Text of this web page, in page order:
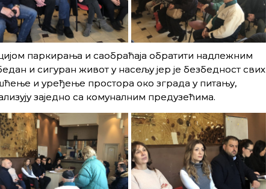
паркирања и саобраћаја обратити надлежним
и сигуран живот у насељу јер је безбедност свих
и уређење простора око зграда у питању,
заједно са комуналним предузећима.